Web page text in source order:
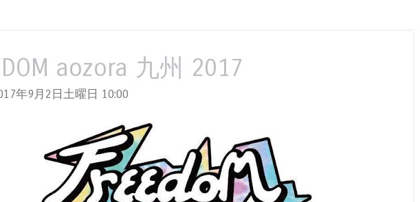
aozora 九州 2017
年9月2日土曜日 10:00